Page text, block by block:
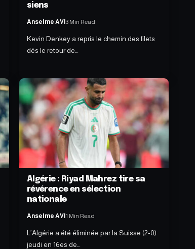
siens
Anselme AVI 3 Min Read
Kevin Denkey a repris le chemin des filets
dès le retour de…
Algérie : Riyad Mahrez tire sa
révérence en sélection
nationale
Anselme AVI1 Min Read
L’Algérie a été éliminée par la Suisse (2-0)
jeudi en 16es de…